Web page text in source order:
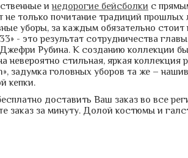
инедорогие бейсболки с
только почитание традиций
уборы, за каждым обязательно
- это результат сотрудничества
Рубина. К созданию коллекции
стильная, яркая коллекция
задумка головных уборов та же –
кепки.
доставить Ваш заказ во все
за минуту. Долой костюмы и